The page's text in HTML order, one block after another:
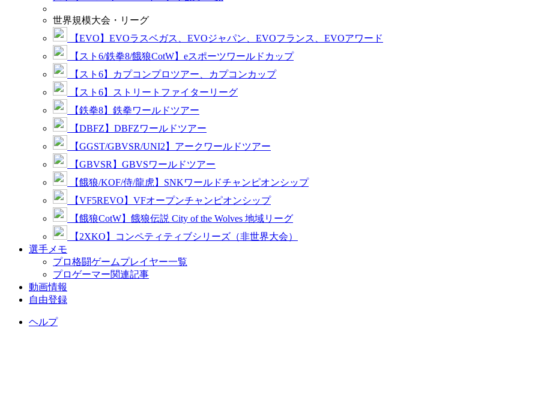
世界規模大会・リーグ
【EVO】EVOラスベガス、EVOジャパン、EVOフランス、EVOアワード
【スト6/鉄拳8/餓狼CotW】eスポーツワールドカップ
【スト6】カプコンプロツアー、カプコンカップ
【スト6】ストリートファイターリーグ
【鉄拳8】鉄拳ワールドツアー
【DBFZ】DBFZワールドツアー
【GGST/GBVSR/UNI2】アークワールドツアー
【GBVSR】GBVSワールドツアー
【餓狼/KOF/侍/龍虎】SNKワールドチャンピオンシップ
【VF5REVO】VFオープンチャンピオンシップ
【餓狼CotW】餓狼伝説 City of the Wolves 地域リーグ
【2XKO】コンペティティブシリーズ（非世界大会）
選手メモ
プロ格闘ゲームプレイヤー一覧
プロゲーマー関連記事
動画情報
自由登録
ヘルプ